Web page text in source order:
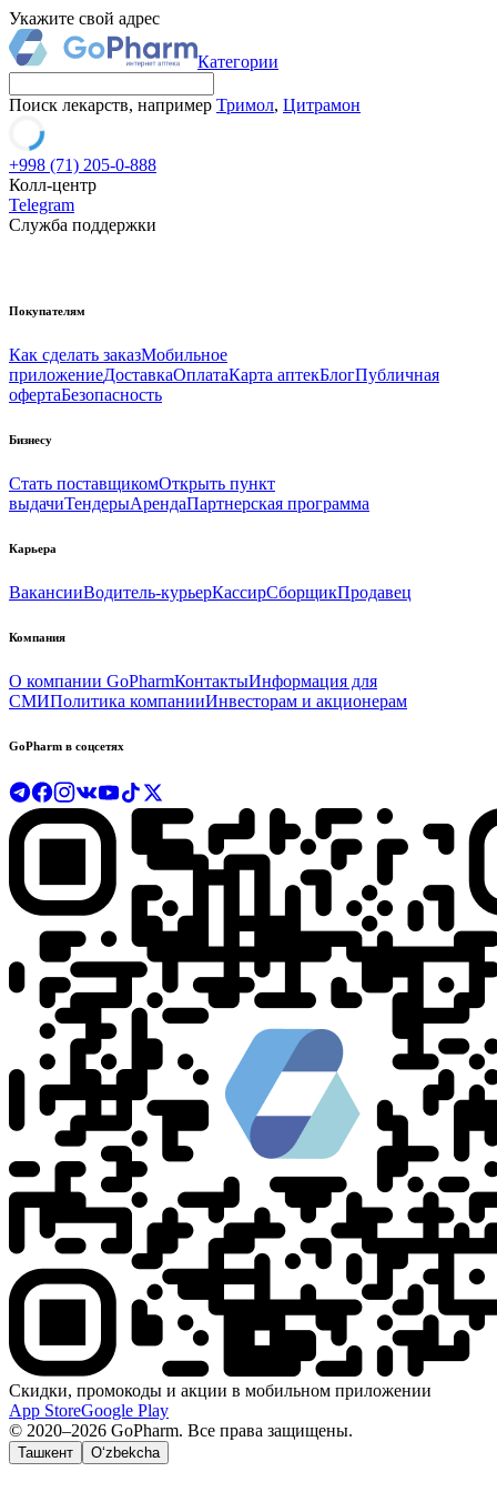
Укажите свой адрес
Категории
Поиск лекарств, например Тримол, Цитрамон
+998 (71) 205-0-888
Колл-центр
Telegram
Служба поддержки
Покупателям
Как сделать заказМобильное
приложениеДоставкаОплатаКарта аптекБлогПубличная
офертаБезопасность
Бизнесу
Стать поставщикомОткрыть пункт
выдачиТендерыАрендаПартнерская программа
Карьера
ВакансииВодитель-курьерКассирСборщикПродавец
Компания
О компании GoPharmКонтактыИнформация для
СМИПолитика компанииИнвесторам и акционерам
GoPharm в соцсетях
Скидки, промокоды и акции в мобильном приложении
App StoreGoogle Play
© 2020–2026 GoPharm. Все права защищены.
Ташкент O‘zbekcha